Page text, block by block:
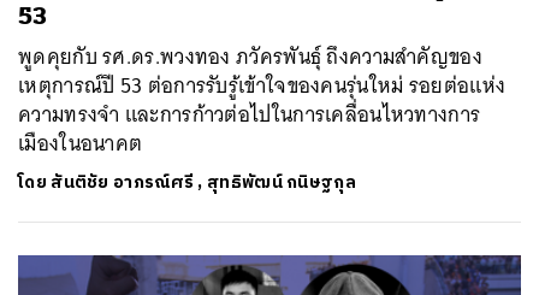
53
พูดคุยกับ รศ.ดร.พวงทอง ภวัครพันธุ์ ถึงความสำคัญของ
เหตุการณ์ปี 53 ต่อการรับรู้เข้าใจของคนรุ่นใหม่ รอยต่อแห่ง
ความทรงจำ และการก้าวต่อไปในการเคลื่อนไหวทางการ
เมืองในอนาคต
โดย สันติชัย อาภรณ์ศรี , สุทธิพัฒน์ กนิษฐกุล